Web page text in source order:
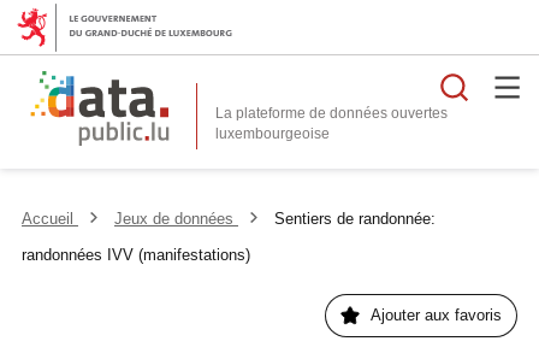
La plateforme de données ouvertes
Accueil Jeux de données
Sentiers de randonnée:
randonnées IVV (manifestations)
Ajouter aux favoris